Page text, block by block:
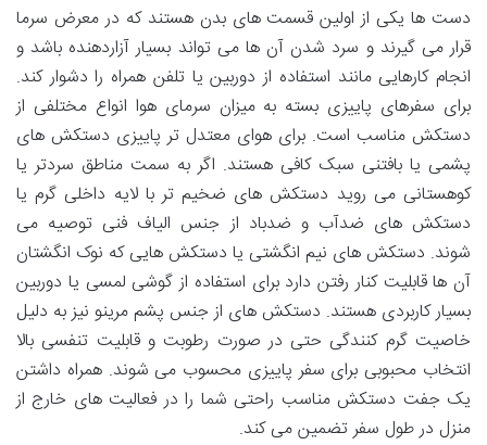
دست ها یکی از اولین قسمت های بدن هستند که در معرض سرما
قرار می گیرند و سرد شدن آن ها می تواند بسیار آزاردهنده باشد و
انجام کارهایی مانند استفاده از دوربین یا تلفن همراه را دشوار کند.
برای سفرهای پاییزی بسته به میزان سرمای هوا انواع مختلفی از
دستکش مناسب است. برای هوای معتدل تر پاییزی دستکش های
پشمی یا بافتنی سبک کافی هستند. اگر به سمت مناطق سردتر یا
کوهستانی می روید دستکش های ضخیم تر با لایه داخلی گرم یا
دستکش های ضدآب و ضدباد از جنس الیاف فنی توصیه می
شوند. دستکش های نیم انگشتی یا دستکش هایی که نوک انگشتان
آن ها قابلیت کنار رفتن دارد برای استفاده از گوشی لمسی یا دوربین
بسیار کاربردی هستند. دستکش های از جنس پشم مرینو نیز به دلیل
خاصیت گرم کنندگی حتی در صورت رطوبت و قابلیت تنفسی بالا
انتخاب محبوبی برای سفر پاییزی محسوب می شوند. همراه داشتن
یک جفت دستکش مناسب راحتی شما را در فعالیت های خارج از
منزل در طول سفر تضمین می کند.